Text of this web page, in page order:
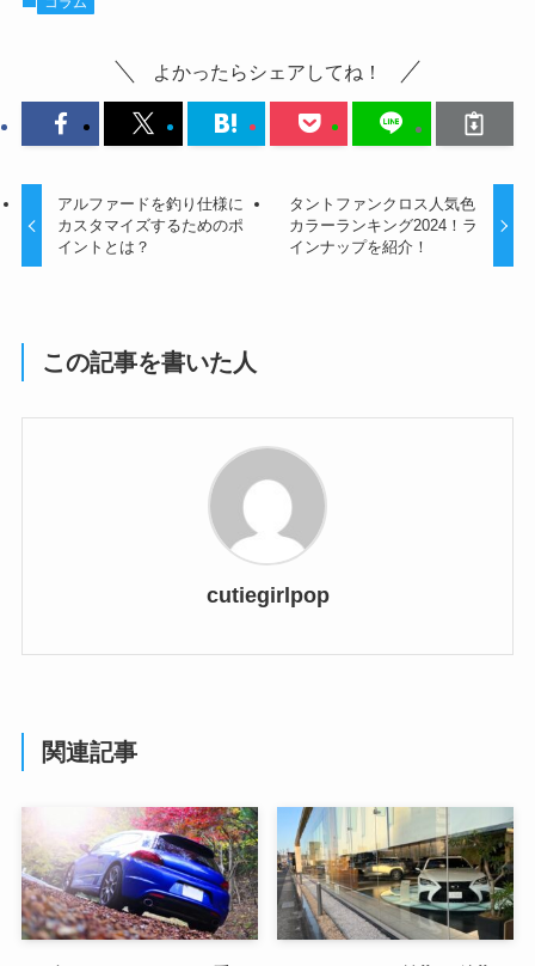
よかったらシェアしてね！
アルファードを釣り仕様に
カスタマイズするためのポ
イントとは？
タントファンクロス人気色
カラーランキング2024！ラ
インナップを紹介！
この記事を書いた人
cutiegirlpop
関連記事